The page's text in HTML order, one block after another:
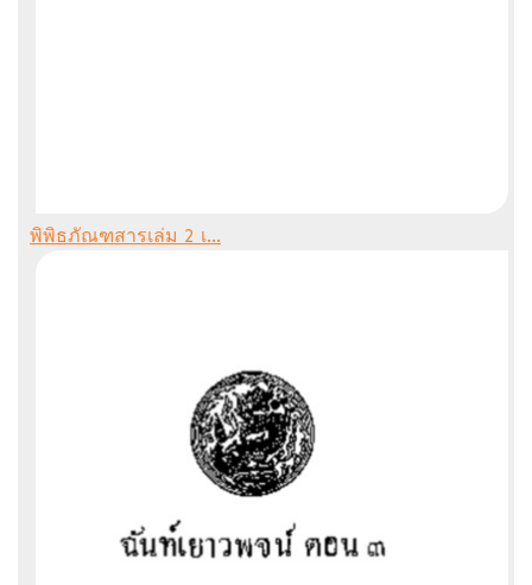
พิพิธภัณฑสารเล่ม 2 เ...